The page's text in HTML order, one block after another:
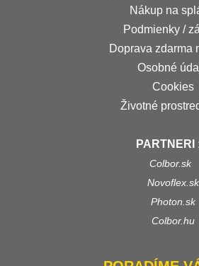
Nákup na
Podmienky /
Doprava zdarma
Osobné
Cookies
Životné
PARTNERI
Colbor.sk
Novoflex.sk
Photon.sk
Colbor.hu